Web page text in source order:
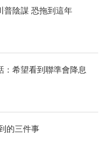
普陰謀 恐拖到這年
：希望看到聯準會降息
的三件事